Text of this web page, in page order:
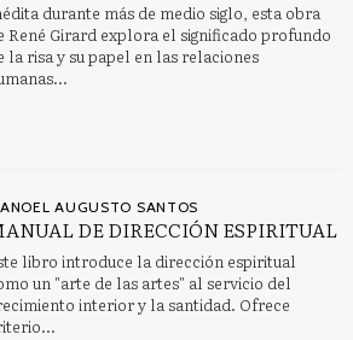
durante más de medio siglo, esta obra
René Girard explora el significado profundo
la risa y su papel en las relaciones
AUGUSTO SANTOS
DE DIRECCIÓN ESPIRITUAL
libro introduce la dirección espiritual
un "arte de las artes" al servicio del
interior y la santidad. Ofrece